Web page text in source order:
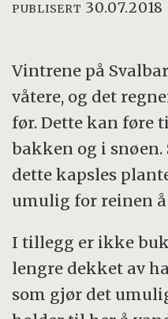
PUBLISERT
Vintrene på
våtere, og det
før. Dette kan føre
bakken og i snøen.
dette kapsles
umulig for reinen
I tillegg er ikke
lengre dekket av
som gjør det